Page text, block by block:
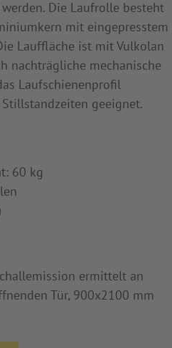
Die Laufrolle besteht
mit eingepresstem
Lauffläche ist mit Vulkolan
nachträgliche mechanische
Laufschienenprofil
geeignet.
60 kg
ermittelt an
Tür, 900x2100 mm